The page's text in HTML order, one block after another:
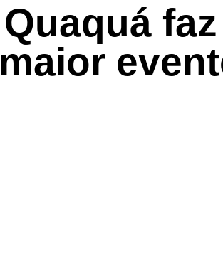
Quaquá
maior